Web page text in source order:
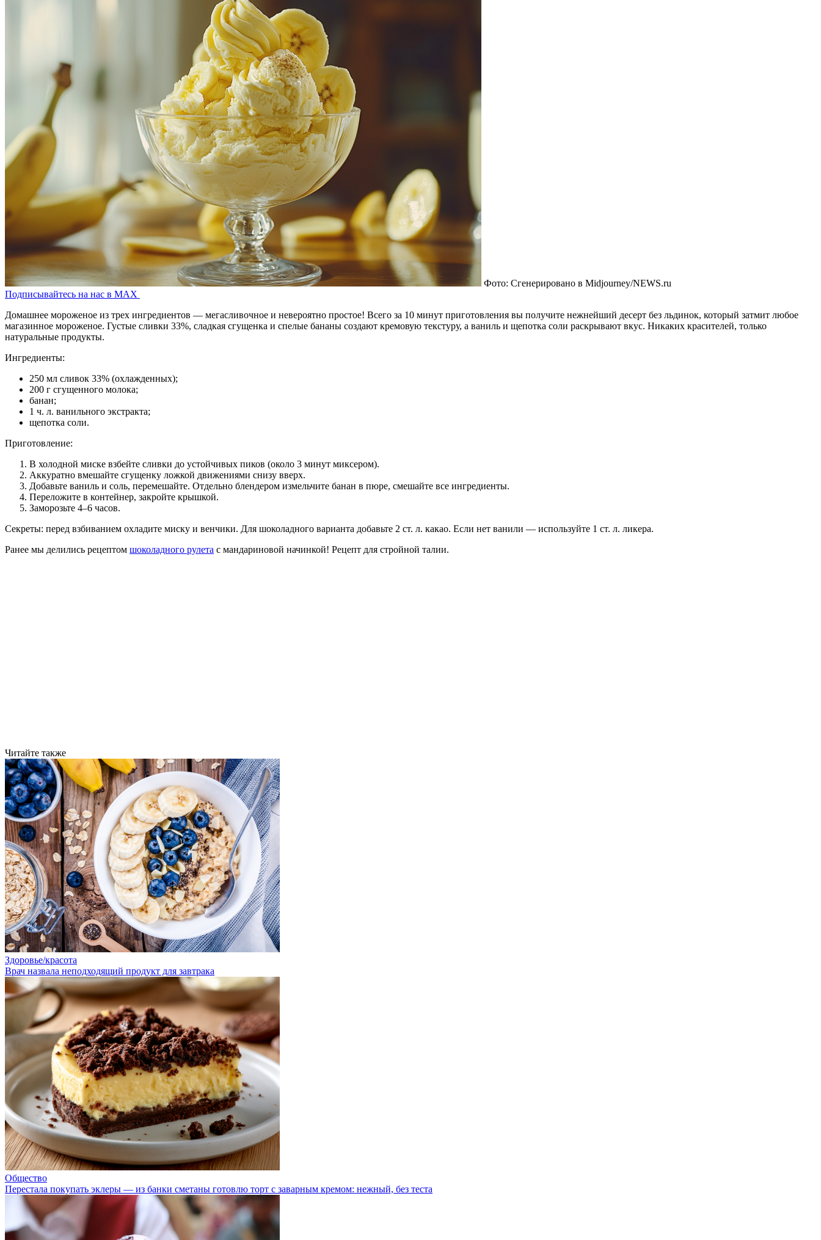
Фото: Сгенерировано в Midjourney/NEWS.ru
Подписывайтесь на нас в MAX
Домашнее мороженое из трех ингредиентов — мегасливочное и невероятно простое! Всего за 10 минут приготовления вы получите нежнейший десерт без льдинок, который затмит любое
магазинное мороженое. Густые сливки 33%, сладкая сгущенка и спелые бананы создают кремовую текстуру, а ваниль и щепотка соли раскрывают вкус. Никаких красителей, только
натуральные продукты.
Ингредиенты:
250 мл сливок 33% (охлажденных);
200 г сгущенного молока;
банан;
1 ч. л. ванильного экстракта;
щепотка соли.
Приготовление:
В холодной миске взбейте сливки до устойчивых пиков (около 3 минут миксером).
Аккуратно вмешайте сгущенку ложкой движениями снизу вверх.
Добавьте ваниль и соль, перемешайте. Отдельно блендером измельчите банан в пюре, смешайте все ингредиенты.
Переложите в контейнер, закройте крышкой.
Заморозьте 4–6 часов.
Секреты: перед взбиванием охладите миску и венчики. Для шоколадного варианта добавьте 2 ст. л. какао. Если нет ванили — используйте 1 ст. л. ликера.
Ранее мы делились рецептом шоколадного рулета с мандариновой начинкой! Рецепт для стройной талии.
Читайте также
Здоровье/красота
Врач назвала неподходящий продукт для завтрака
Общество
Перестала покупать эклеры — из банки сметаны готовлю торт с заварным кремом: нежный, без теста